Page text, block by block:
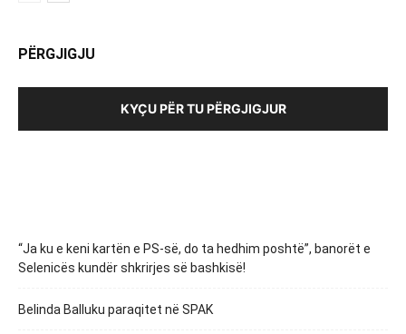
PËRGJIGJU
KYÇU PËR TU PËRGJIGJUR
“Ja ku e keni kartën e PS-së, do ta hedhim poshtë”, banorët e
Selenicës kundër shkrirjes së bashkisë!
Belinda Balluku paraqitet në SPAK